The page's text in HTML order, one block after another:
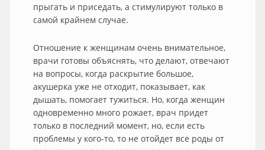
прыгать и приседать, а стимулируют только в
самой крайнем случае.
Отношение к женщинам очень внимательное,
врачи готовы объяснять, что делают, отвечают
на вопросы, когда раскрытие большое,
акушерка уже не отходит, показывает, как
дышать, помогает тужиться. Но, когда женщин
одновременно много рожает, врач придет
только в последний момент, но, если есть
проблемы у кого-то, то не отойдет все роды от